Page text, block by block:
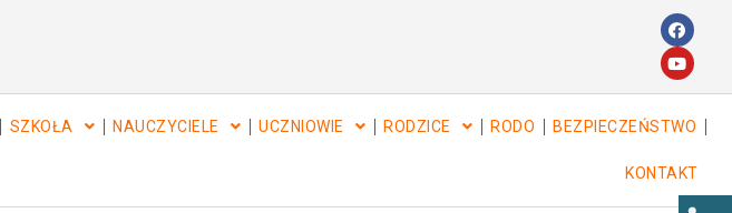
SZKOŁA NAUCZYCIELE UCZNIOWIE RODZICE RODO BEZPIECZEŃSTWO
KONTAKT